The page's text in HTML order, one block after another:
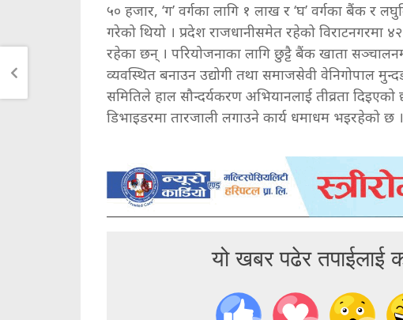
५० हजार, ‘ग’ वर्गका लागि १ लाख र ‘घ’ वर्गका बैंक र
गरेको थियो । प्रदेश राजधानीसमेत रहेको विराटनगरमा
रहेका छन् । परियोजनाका लागि छुट्टै बैंक खाता
व्यवस्थित बनाउन उद्योगी तथा समाजसेवी वेनिगोपाल
समितिले हाल सौन्दर्यकरण अभियानलाई तीव्रता
डिभाइडरमा तारजाली लगाउने कार्य धमाधम भइरहेको छ ।
यो खबर पढेर तपाईलाई